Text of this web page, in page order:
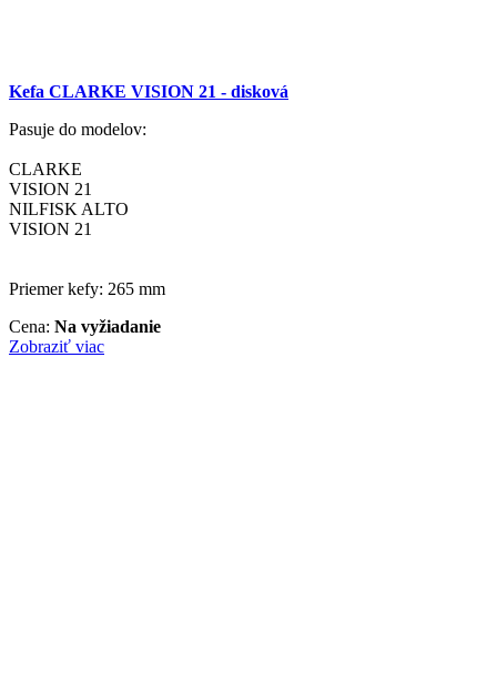
Kefa CLARKE VISION 21 - disková
Pasuje do modelov:
CLARKE
VISION 21
NILFISK ALTO
VISION 21
Priemer kefy: 265 mm
Cena: Na vyžiadanie
Zobraziť viac